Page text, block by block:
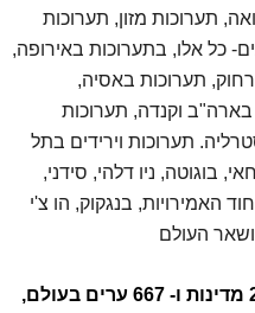
אמצעי יצור
ציוד וחומרים
תערוכות מזון, תערוכות
כל אלו, בתערוכות באירופה,
תערוכות באסיה,
בארה"ב וקנדה, תערוכות
תערוכות וירידים בתל
בוגוטה, ניו דלהי, סידני,
האמירויות, בנגקוק, הו צ'י
העולם
19,000 תערוכות וירידים ב-228 מדינות ו- 667 ערים בעולם,